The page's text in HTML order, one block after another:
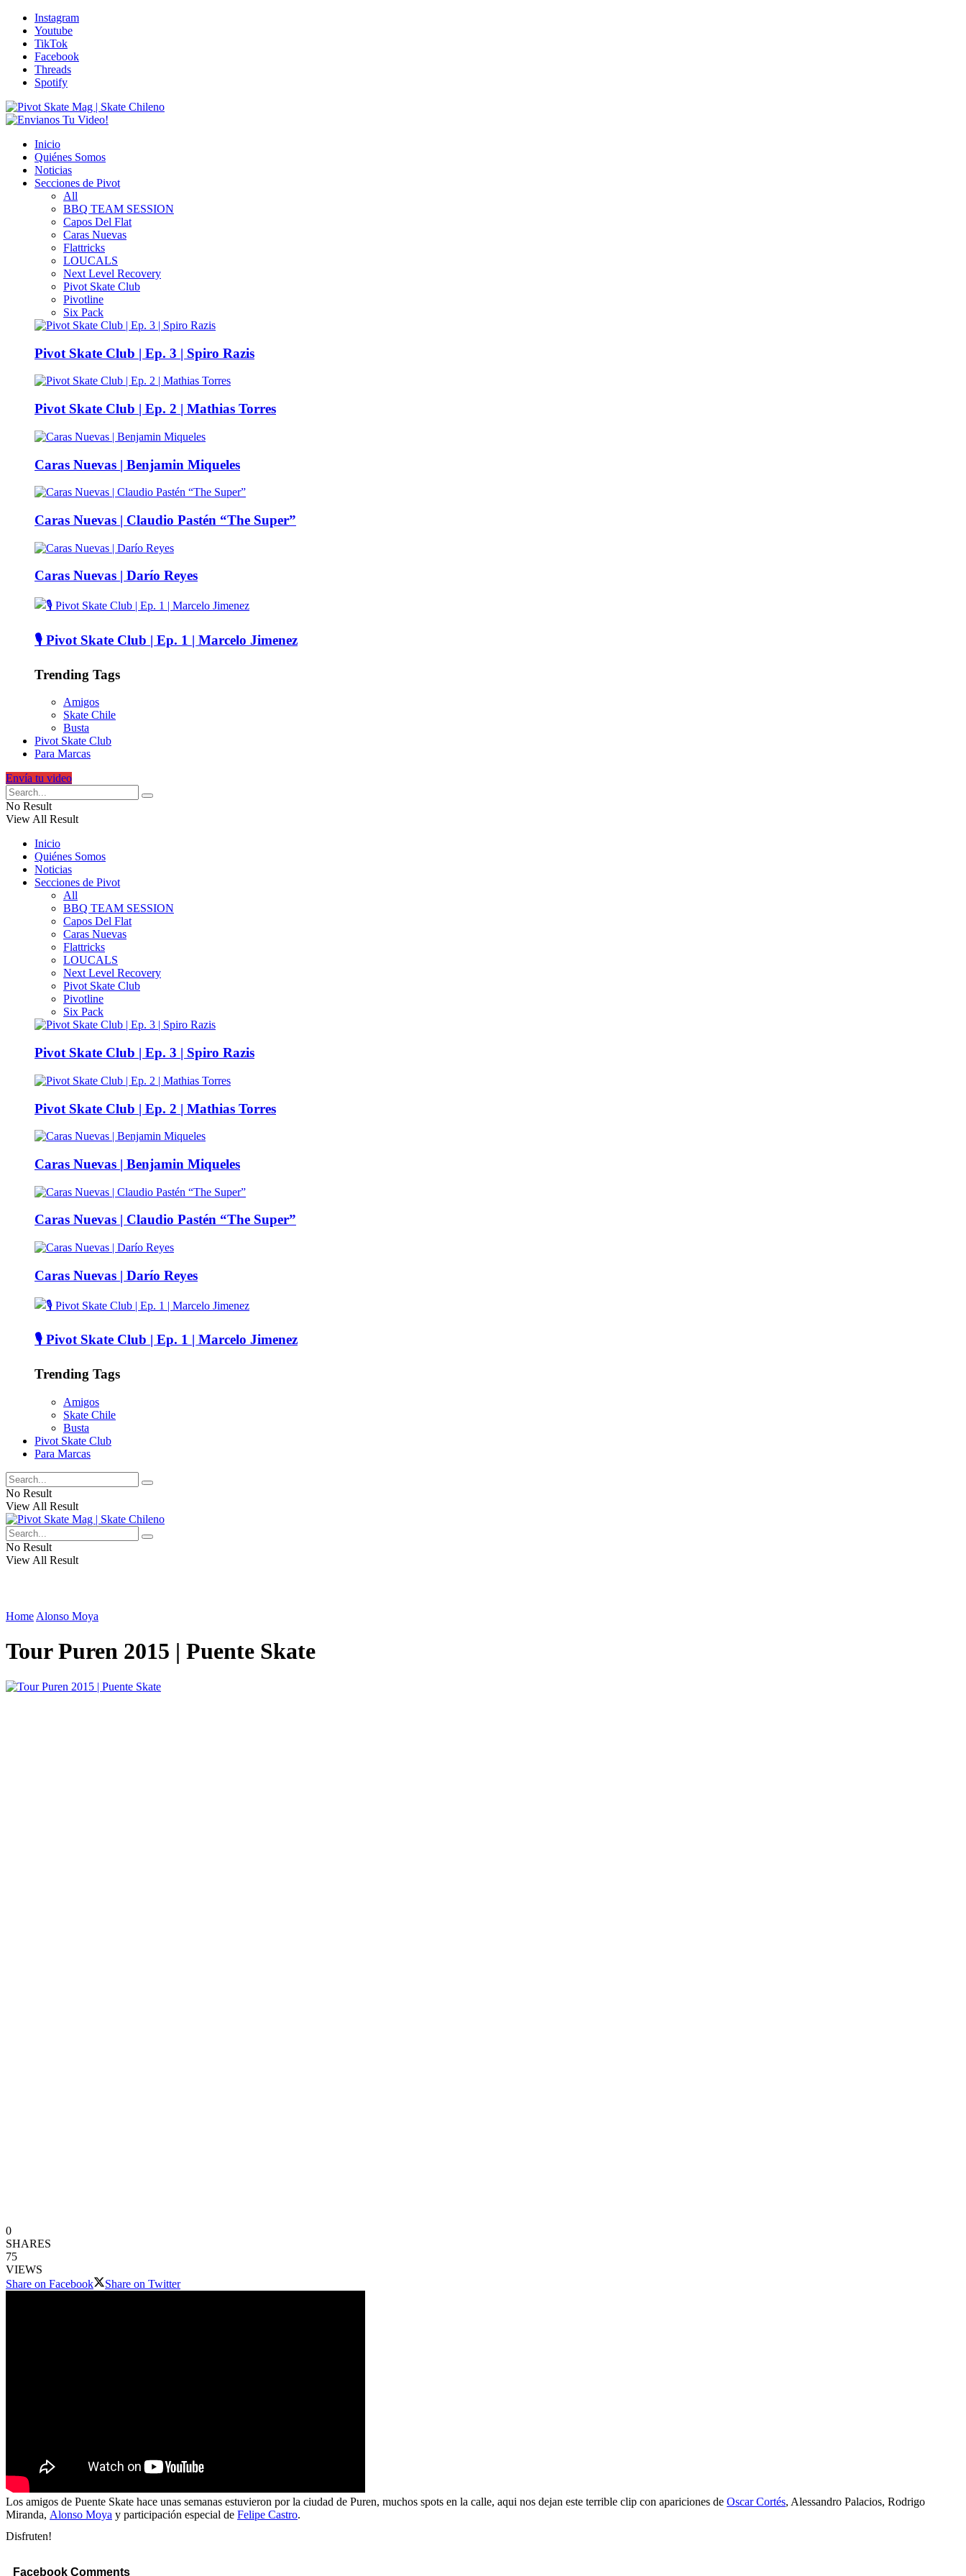
Instagram
Youtube
TikTok
Facebook
Threads
Spotify
Inicio
Quiénes Somos
Noticias
Secciones de Pivot
All
BBQ TEAM SESSION
Capos Del Flat
Caras Nuevas
Flattricks
LOUCALS
Next Level Recovery
Pivot Skate Club
Pivotline
Six Pack
Pivot Skate Club | Ep. 3 | Spiro Razis
Pivot Skate Club | Ep. 2 | Mathias Torres
Caras Nuevas | Benjamin Miqueles
Caras Nuevas | Claudio Pastén “The Super”
Caras Nuevas | Darío Reyes
🎙️ Pivot Skate Club | Ep. 1 | Marcelo Jimenez
Trending Tags
Amigos
Skate Chile
Busta
Pivot Skate Club
Para Marcas
Envía tu video
No Result
View All Result
Inicio
Quiénes Somos
Noticias
Secciones de Pivot
All
BBQ TEAM SESSION
Capos Del Flat
Caras Nuevas
Flattricks
LOUCALS
Next Level Recovery
Pivot Skate Club
Pivotline
Six Pack
Pivot Skate Club | Ep. 3 | Spiro Razis
Pivot Skate Club | Ep. 2 | Mathias Torres
Caras Nuevas | Benjamin Miqueles
Caras Nuevas | Claudio Pastén “The Super”
Caras Nuevas | Darío Reyes
🎙️ Pivot Skate Club | Ep. 1 | Marcelo Jimenez
Trending Tags
Amigos
Skate Chile
Busta
Pivot Skate Club
Para Marcas
No Result
View All Result
No Result
View All Result
Home Alonso Moya
Tour Puren 2015 | Puente Skate
0
SHARES
75
VIEWS
Share on Facebook
Share on Twitter
Los amigos de Puente Skate hace unas semanas estuvieron por la ciudad de Puren, muchos spots en la calle, aqui nos dejan este terrible clip con apariciones de Oscar Cortés, Alessandro Palacios, Rodrigo
Miranda, Alonso Moya y participación especial de Felipe Castro.
Disfruten!
Facebook Comments